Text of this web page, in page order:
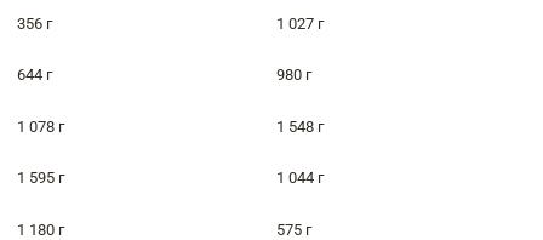
356 г 1 027 г
644 г 980 г
1 078 г 1 548 г
1 595 г 1 044 г
1 180 г 575 г